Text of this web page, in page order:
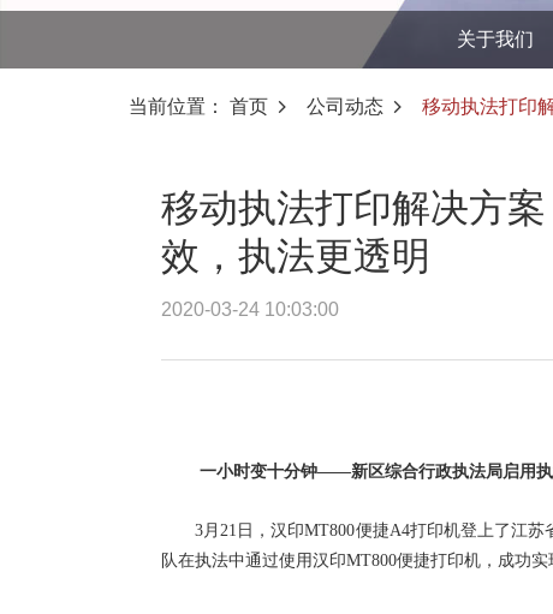
关于我们
当前位置： 首页 公司动态 移动执法打印
移动执法打印解决方
效，执法更透明
2020-03-24 10:03:00
一小时变十分钟——新区综合行政执法局启用执
3月21日，汉印MT800便捷A4打印机登上了江苏
队在执法中通过使用汉印MT800便捷打印机，成功